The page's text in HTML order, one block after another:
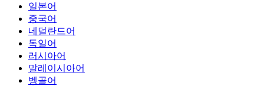
일본어
중국어
네덜란드어
독일어
러시아어
말레이시아어
벵골어